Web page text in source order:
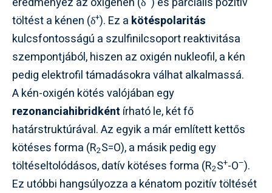
töltést a kénen (δ+). Ez a kötéspolaritás
kulcsfontosságú a szulfinilcsoport reaktivitása
szempontjából, hiszen az oxigén nukleofil, a kén
pedig elektrofil támadásokra válhat alkalmassá.
A kén-oxigén kötés valójában egy
rezonanciahibridként írható le, két fő
határstruktúrával. Az egyik a már említett kettős
kötéses forma (R2S=O), a másik pedig egy
töltéseltolódásos, datív kötéses forma (R2S+-O–).
Ez utóbbi hangsúlyozza a kénatom pozitív töltését